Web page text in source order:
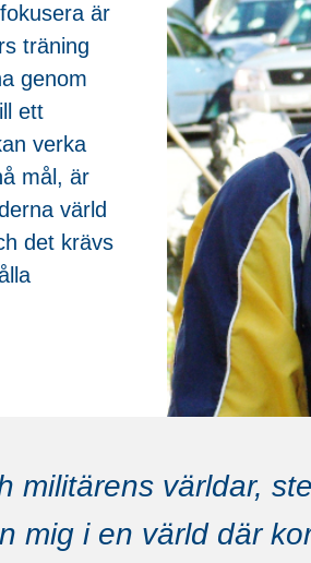
är
träning
genom
ett
verka
mål, är
värld
det krävs
militärens världar,
mig i en värld där